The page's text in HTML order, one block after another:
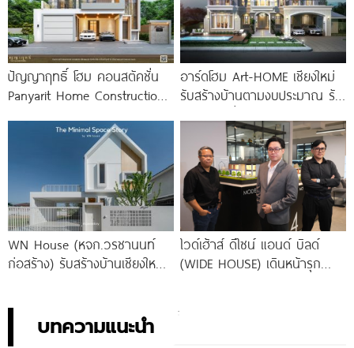
ปัญญาฤทธิ์ โฮม คอนสตัคชั่น
Panyarit Home Construction
ก่อสร้างแบบครบวงจร
อาร์ดโฮม Art-HOME เชียงใหม่
รับสร้างบ้านตามงบประมาณ รับ
WN House (หจก.วรชานนท์
ก่อสร้าง) รับสร้างบ้านเชียงใหม่
ไวด์เฮ้าส์ ดีไซน์ แอนด์ บิลด์
(WIDE HOUSE) เดินหน้ารุก
บทความแนะนำ